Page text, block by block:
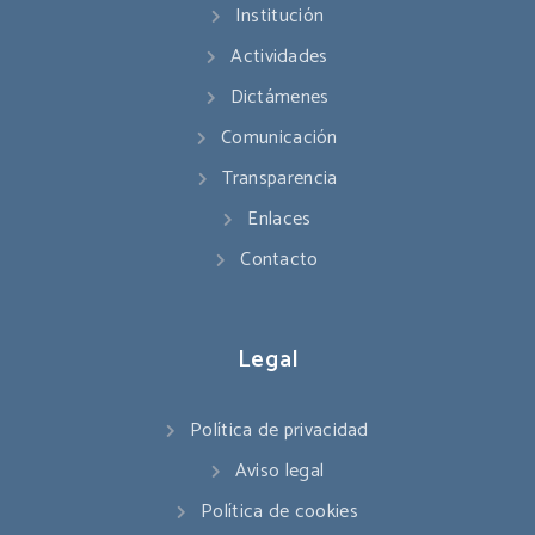
Institución
Actividades
Dictámenes
Comunicación
Transparencia
Enlaces
Contacto
Legal
Política de privacidad
Aviso legal
Política de cookies